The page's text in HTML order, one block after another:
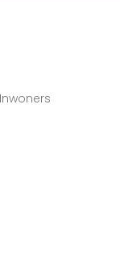
Inwoners